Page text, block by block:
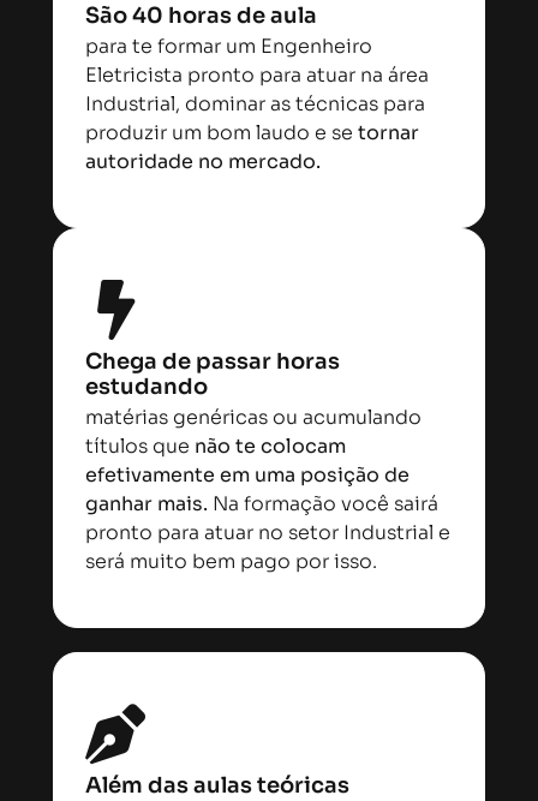
São 40 horas de aula
para te formar um Engenheiro
Eletricista pronto para atuar na área
Industrial, dominar as técnicas para
produzir um bom laudo e se tornar
autoridade no mercado.
Chega de passar horas
estudando
matérias genéricas ou acumulando
títulos que não te colocam
efetivamente em uma posição de
ganhar mais. Na formação você sairá
pronto para atuar no setor Industrial e
será muito bem pago por isso.
Além das aulas teóricas